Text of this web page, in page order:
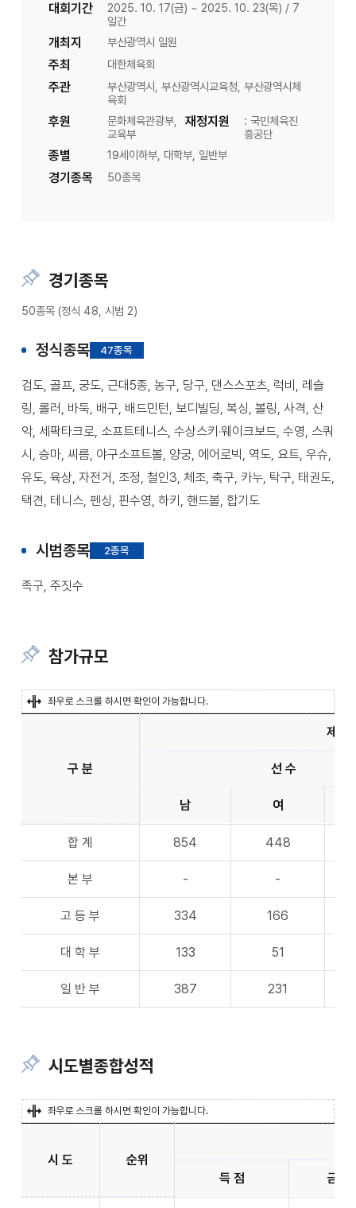
대회기간
2025. 10. 17(금) ~ 2025. 10. 23(목) / 7
일간
개최지 부산광역시 일원
주최 대한체육회
주관
부산광역시, 부산광역시교육청, 부산광역시체
육회
후원
문화체육관광부,
교육부
재정지원
: 국민체육진
흥공단
종별 19세이하부, 대학부, 일반부
경기종목 50종목
경기종목
50종목 (정식 48, 시범 2)
정식종목 47종목
검도, 골프, 궁도, 근대5종, 농구, 당구, 댄스스포츠, 럭비, 레슬
링, 롤러, 바둑, 배구, 배드민턴, 보디빌딩, 복싱, 볼링, 사격, 산
악, 세팍타크로, 소프트테니스, 수상스키·웨이크보드, 수영, 스쿼
시, 승마, 씨름, 야구소프트볼, 양궁, 에어로빅, 역도, 요트, 우슈,
유도, 육상, 자전거, 조정, 철인3, 체조, 축구, 카누, 탁구, 태권도,
택견, 테니스, 펜싱, 핀수영, 하키, 핸드볼, 합기도
시범종목 2종목
족구, 주짓수
참가규모
좌우로 스크롤 하시면 확인이 가능합니다.
구 분
제
선 수
남 여
합 계 854 448
본 부 - -
고 등 부 334 166
대 학 부 133 51
일 반 부 387 231
시도별종합성적
좌우로 스크롤 하시면 확인이 가능합니다.
시 도
순위
득 점
금